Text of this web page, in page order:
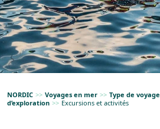
NORDIC >> Voyages en mer >> Type de voyage
d’exploration >> Excursions et activités